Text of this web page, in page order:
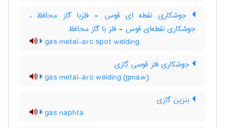
جوشکاری نقطه ای قوس - فلزبا گاز محافظ ،
جوشکاری نقطه‌ای قوس - فلز با گاز محافظ
gas metal-arc spot welding
جوشکاری فلز قوسی گازی
gas metal-arc welding (gmaw)
بنزین گازی
gas naphta